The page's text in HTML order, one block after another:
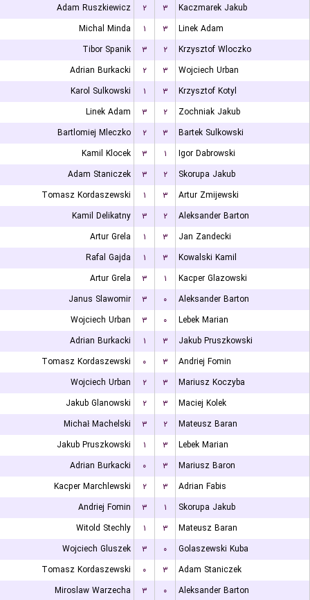
Adam Ruszkiewicz
۲ ۳
Kaczmarek Jakub
Michal Minda
۱ ۳
Linek Adam
Tibor Spanik
۳ ۲
Krzysztof Wloczko
Adrian Burkacki
۲ ۳
Wojciech Urban
Karol Sulkowski
۱ ۳
Krzysztof Kotyl
Linek Adam
۳ ۲
Zochniak Jakub
Bartlomiej Mleczko
۲ ۳
Bartek Sulkowski
Kamil Klocek
۳ ۱
Igor Dabrowski
Adam Staniczek
۳ ۲
Skorupa Jakub
Tomasz Kordaszewski
۱ ۳
Artur Zmijewski
Kamil Delikatny
۳ ۲
Aleksander Barton
Artur Grela
۱ ۳
Jan Zandecki
Rafal Gajda
۱ ۳
Kowalski Kamil
Artur Grela
۳ ۱
Kacper Glazowski
Janus Slawomir
۳ ۰
Aleksander Barton
Wojciech Urban
۳ ۰
Lebek Marian
Adrian Burkacki
۱ ۳
Jakub Pruszkowski
Tomasz Kordaszewski
۰ ۳
Andriej Fomin
Wojciech Urban
۲ ۳
Mariusz Koczyba
Jakub Glanowski
۲ ۳
Maciej Kolek
Michał Machelski
۳ ۲
Mateusz Baran
Jakub Pruszkowski
۱ ۳
Lebek Marian
Adrian Burkacki
۰ ۳
Mariusz Baron
Kacper Marchlewski
۲ ۳
Adrian Fabis
Andriej Fomin
۳ ۱
Skorupa Jakub
Witold Stechly
۱ ۳
Mateusz Baran
Wojciech Gluszek
۳ ۰
Golaszewski Kuba
Tomasz Kordaszewski
۰ ۳
Adam Staniczek
Miroslaw Warzecha
۳ ۰ Aleksander Barton